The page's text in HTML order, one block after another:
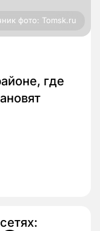
фото: Tomsk.ru
где